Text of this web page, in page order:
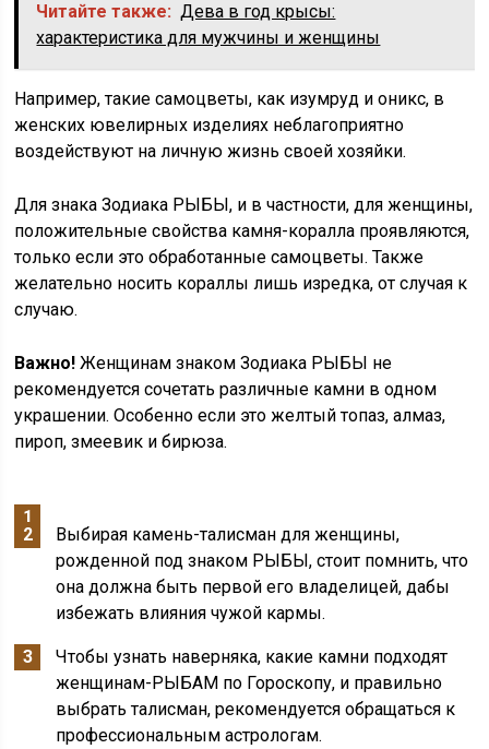
Читайте также: Дева в год крысы:
характеристика для мужчины и женщины
Например, такие самоцветы, как изумруд и оникс, в
женских ювелирных изделиях неблагоприятно
воздействуют на личную жизнь своей хозяйки.
Для знака Зодиака РЫБЫ, и в частности, для женщины,
положительные свойства камня-коралла проявляются,
только если это обработанные самоцветы. Также
желательно носить кораллы лишь изредка, от случая к
случаю.
Важно! Женщинам знаком Зодиака РЫБЫ не
рекомендуется сочетать различные камни в одном
украшении. Особенно если это желтый топаз, алмаз,
пироп, змеевик и бирюза.
Выбирая камень-талисман для женщины,
рожденной под знаком РЫБЫ, стоит помнить, что
она должна быть первой его владелицей, дабы
избежать влияния чужой кармы.
Чтобы узнать наверняка, какие камни подходят
женщинам-РЫБАМ по Гороскопу, и правильно
выбрать талисман, рекомендуется обращаться к
профессиональным астрологам.